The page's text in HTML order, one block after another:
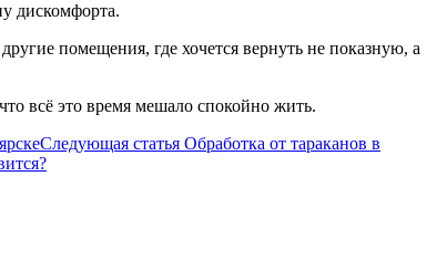
дискомфорта.
помещения, где хочется вернуть не показную, а
всё это время мешало спокойно жить.
Следующая статья Обработка от тараканов в